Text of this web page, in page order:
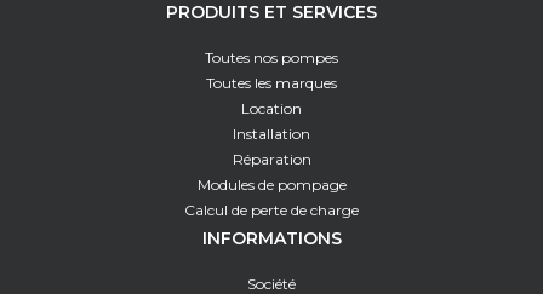
PRODUITS ET SERVICES
Toutes nos pompes
Toutes les marques
Location
Installation
Réparation
Modules de pompage
Calcul de perte de charge
INFORMATIONS
Société